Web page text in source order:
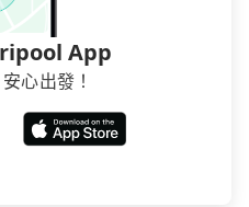
App
心出發！